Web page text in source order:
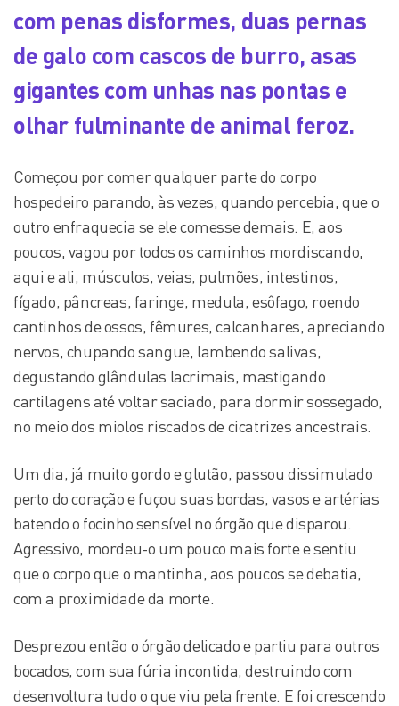
com penas disformes, duas pernas
de galo com cascos de burro, asas
gigantes com unhas nas pontas e
olhar fulminante de animal feroz.
Começou por comer qualquer parte do corpo
hospedeiro parando, às vezes, quando percebia, que o
outro enfraquecia se ele comesse demais. E, aos
poucos, vagou por todos os caminhos mordiscando,
aqui e ali, músculos, veias, pulmões, intestinos,
fígado, pâncreas, faringe, medula, esôfago, roendo
cantinhos de ossos, fêmures, calcanhares, apreciando
nervos, chupando sangue, lambendo salivas,
degustando glândulas lacrimais, mastigando
cartilagens até voltar saciado, para dormir sossegado,
no meio dos miolos riscados de cicatrizes ancestrais.
Um dia, já muito gordo e glutão, passou dissimulado
perto do coração e fuçou suas bordas, vasos e artérias
batendo o focinho sensível no órgão que disparou.
Agressivo, mordeu-o um pouco mais forte e sentiu
que o corpo que o mantinha, aos poucos se debatia,
com a proximidade da morte.
Desprezou então o órgão delicado e partiu para outros
bocados, com sua fúria incontida, destruindo com
desenvoltura tudo o que viu pela frente. E foi crescendo